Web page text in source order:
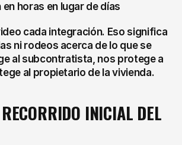
horas en lugar de días
cada integración. Eso significa
ni rodeos acerca de lo que se
al subcontratista, nos protege a
al propietario de la vivienda.
INICIAL DEL